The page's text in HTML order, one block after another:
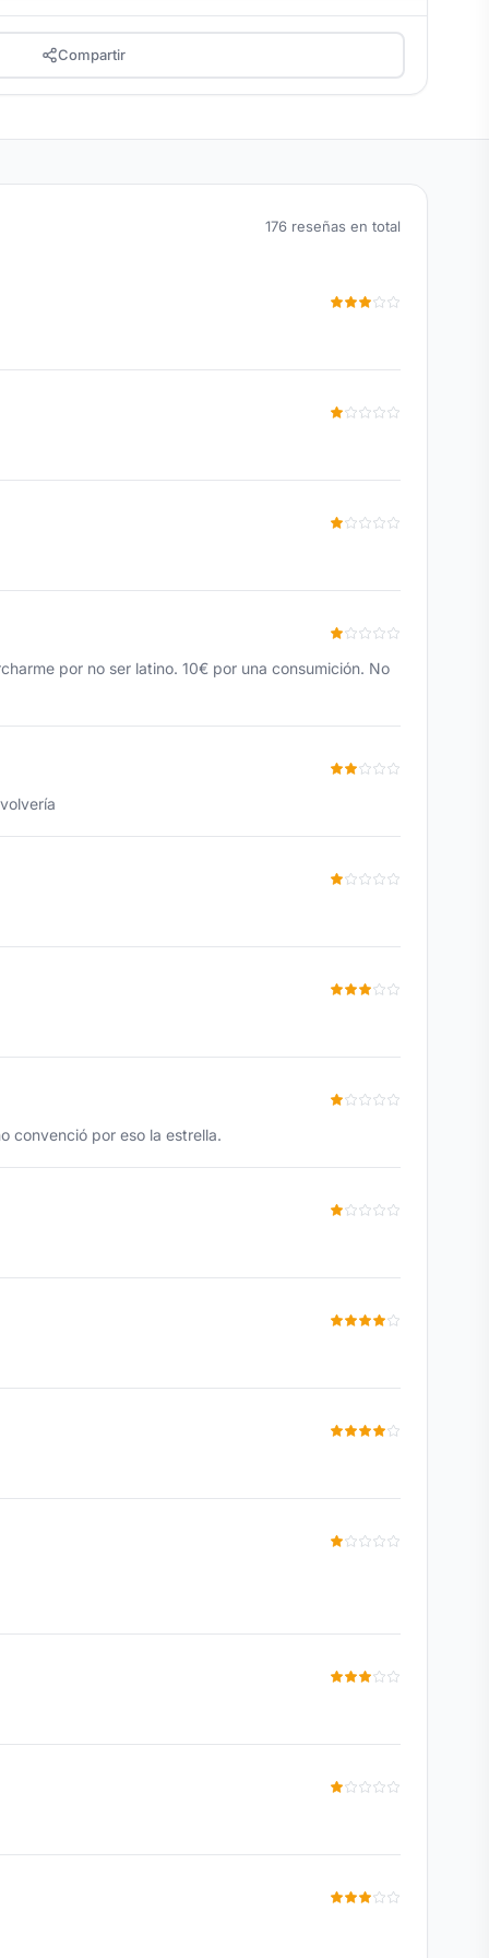
Compartir
176 reseñas en total
por no ser latino. 10€ por una consumición. No
convenció por eso la estrella.